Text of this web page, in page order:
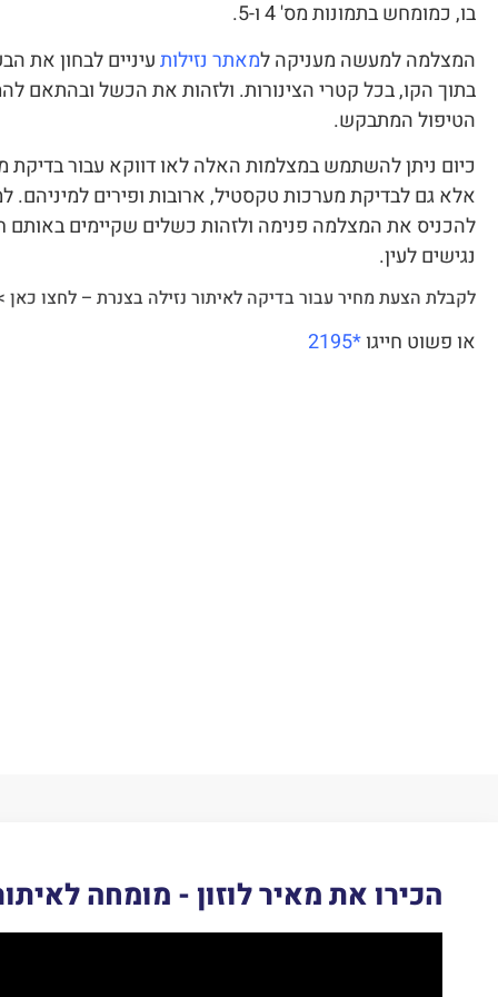
בו, כמומחש בתמונות מס' 4 ו-5.
המצלמה למעשה מעניקה למאתר נזילותעיניים לבחון את
בתוך הקו, בכל קטרי הצינורות. ולזהות את הכשל ובהתאם
הטיפול המתבקש.
כיום ניתן להשתמש במצלמות האלה לאו דווקא עבור בדיקת
אלא גם לבדיקת מערכות טקסטיל, ארובות ופירים למיניהם.
להכניס את המצלמה פנימה ולזהות כשלים שקיימים באותם
נגישים לעין.
לקבלת הצעת מחיר עבור בדיקה לאיתור נזילה בצנרת – לחצו כאן
או פשוט חייגו*2195
הכירו את מאיר לוזון - מומחה